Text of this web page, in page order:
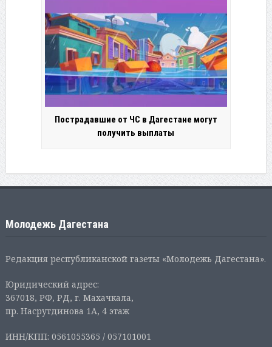
Пострадавшие от ЧС в Дагестане могут
получить выплаты
Молодежь Дагестана
Редакция республиканской газеты «Молодежь Дагестана».
Юридический адрес:
367018, РФ, РД, г. Махачкала,
пр. Насрутдинова 1А, 4 этаж
ИНН/КПП: 0561055365 / 057101001